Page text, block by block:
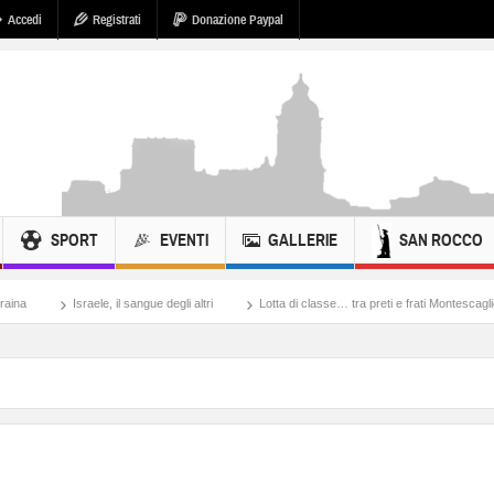
Accedi Registrati Donazione Paypal
SPORT EVENTI GALLERIE SAN ROCCO
sangue degli altri Lotta di classe… tra preti e frati Montescaglioso